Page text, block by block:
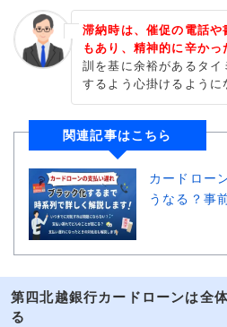
滞納時は、催促の電話や
もあり、精神的に辛かっ
訓を基に余裕があるタイ
するよう心掛けるように
関連記事はこちら
カードロー
うなる？事
第四北越銀行カードローンは全
る